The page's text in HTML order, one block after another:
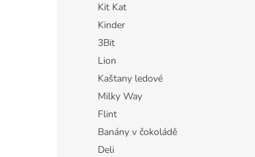
Kit Kat
Kinder
3Bit
Lion
Kaštany ledové
Milky Way
Flint
Banány v čokoládě
Deli